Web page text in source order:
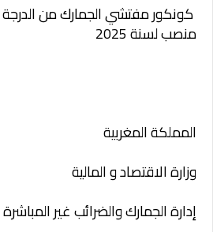
منصب لسنة 2025
المملكة المغربية
وزارة الاقتصاد و المالية
إدارة الجمارك والضرائب غير المباشرة